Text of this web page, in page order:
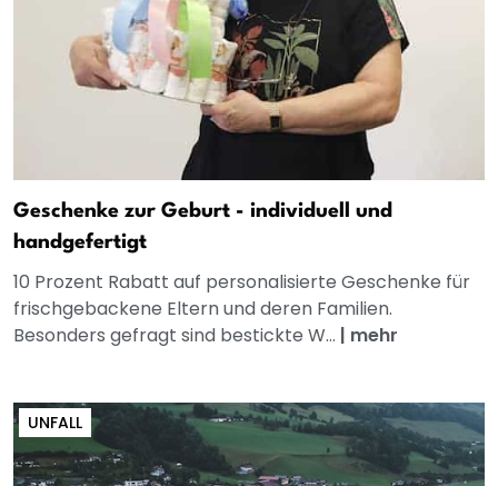
Geschenke zur Geburt - individuell und
handgefertigt
10 Prozent Rabatt auf personalisierte Geschenke für
frischgebackene Eltern und deren Familien.
Besonders gefragt sind bestickte W... | mehr
UNFALL